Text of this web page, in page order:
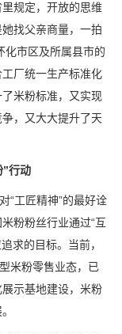
规定，开放的思维
找父亲商量，一拍
化市区及所属县市的
厂统一生产标准化
米粉标准，又实现
，又大大提升了天
”行动
“工匠精神”的最好诠
粉粉丝行业通过“互
求的目标。当前，
米粉零售业态，已
示基地建设，米粉